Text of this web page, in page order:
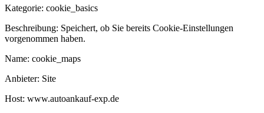
Kategorie: cookie_basics
Beschreibung: Speichert, ob Sie bereits Cookie-Einstellungen
vorgenommen haben.
Name: cookie_maps
Anbieter: Site
Host: www.autoankauf-exp.de